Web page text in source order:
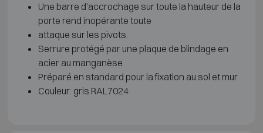
Une barre d'accrochage sur toute la hauteur de la
porte rend inopérante toute
attaque sur les pivots.
Serrure protégé par une plaque de blindage en
acier au manganèse
Préparé en standard pour la fixation au sol et mur
Couleur: gris RAL7024